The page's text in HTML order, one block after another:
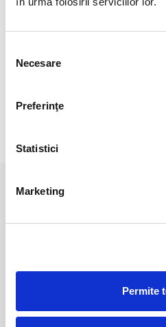
consimțământului
Necesare
Preferinţe
Statistici
Marketing
Permite
Culoarea poate diferi usor, in
PRODUSE